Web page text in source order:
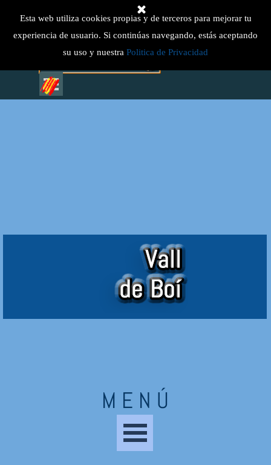
Esta web utiliza cookies propias y de terceros para mejorar tu
experiencia de usuario. Si continúas navegando, estás aceptando
su uso y nuestra Politica de Privacidad
Vaya al Contenido
Saltar menú
Select Language▼
M E N Ú